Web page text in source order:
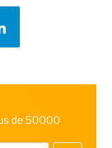
de 50000